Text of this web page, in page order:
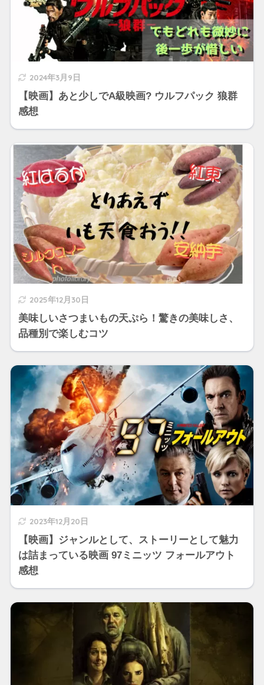
2024年3月9日
【映画】あと少しでA級映画? ウルフパック 狼群
感想
2025年12月30日
美味しいさつまいもの天ぷら！驚きの美味しさ、
品種別で楽しむコツ
2023年12月20日
【映画】ジャンルとして、ストーリーとして魅力
は詰まっている映画 97ミニッツ フォールアウト
感想